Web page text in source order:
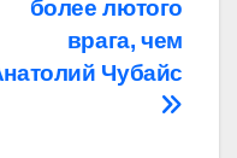
более лютого
врага, чем
Чубайс